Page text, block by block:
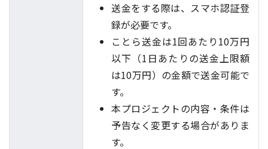
送金をする際は、スマホ認証登
録が必要です。
ことら送金は1回あたり10万円
以下（1日あたりの送金上限額
は10万円）の金額で送金可能で
す。
本プロジェクトの内容・条件は
予告なく変更する場合がありま
す。